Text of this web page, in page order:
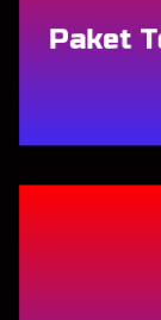
Paket